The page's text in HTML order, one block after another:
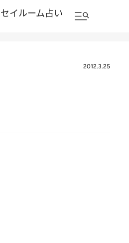
イルーム占い
2012.3.25